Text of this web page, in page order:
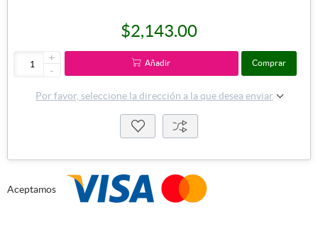
$2,143.00
+
-
Añadir Comprar
Por favor, seleccione la dirección a la que desea enviar
Aceptamos